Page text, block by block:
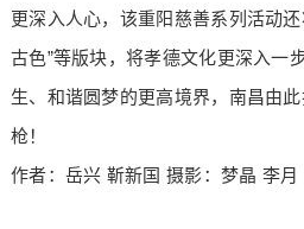
更深入人心，该重阳慈善系列活动还
古色”等版块，将孝德文化更深入一
生、和谐圆梦的更高境界，南昌由
枪！
作者：岳兴 靳新国 摄影：梦晶 李月